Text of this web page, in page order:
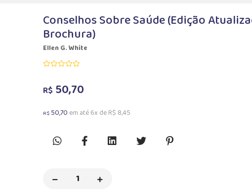
Conselhos Sobre Saúde (Edição
Brochura)
Ellen G. White
R$ 50,70
R$ 50,70 em até 6x de R$ 8,45